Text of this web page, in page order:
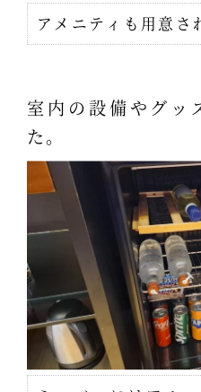
アメニティも用意さ
室内の設備やグッ
た。